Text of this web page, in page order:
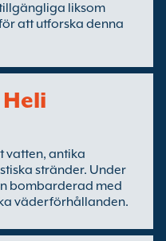
liksom
att utforska denna
vatten, antika
stränder. Under
bombarderad med
väderförhållanden.